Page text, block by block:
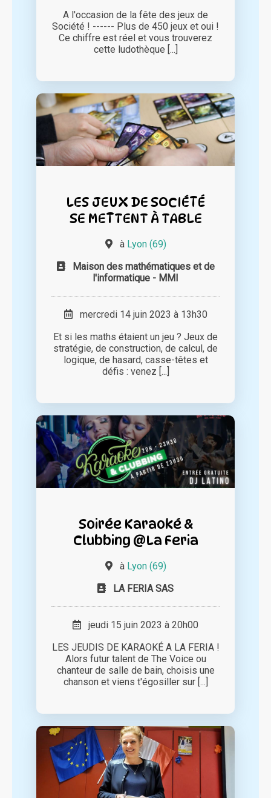
A l'occasion de la fête des jeux de
Société ! ------ Plus de 450 jeux et oui !
Ce chiffre est réel et vous trouverez
cette ludothèque [...]
LES JEUX DE SOCIÉTÉ
SE METTENT À TABLE
à Lyon (69)
Maison des mathématiques et de
l'informatique - MMI
mercredi 14 juin 2023 à 13h30
Et si les maths étaient un jeu ? Jeux de
stratégie, de construction, de calcul, de
logique, de hasard, casse-têtes et
défis : venez [...]
Soirée Karaoké &
Clubbing @La Feria
à Lyon (69)
LA FERIA SAS
jeudi 15 juin 2023 à 20h00
LES JEUDIS DE KARAOKÉ A LA FERIA !
Alors futur talent de The Voice ou
chanteur de salle de bain, choisis une
chanson et viens t'égosiller sur [...]